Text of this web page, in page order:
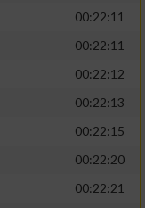
00:22:11
00:22:11
00:22:12
00:22:13
00:22:15
00:22:20
00:22:21